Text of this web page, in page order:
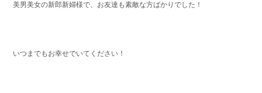
美男美女の新郎新婦様で、お友達も素敵な方ばかりでした！
いつまでもお幸せでいてください！